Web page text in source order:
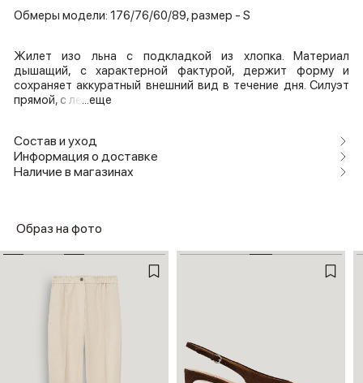
Обмеры модели: 176/76/60/89, размер - S
Жилет изо льна с подкладкой из хлопка. Материал
дышащий, с характерной фактурой, держит форму и
сохраняет аккуратный внешний вид в течение дня. Силуэт
прямой, с ле ...еще
Состав и уход
Информация о доставке
Наличие в магазинах
Образ на фото